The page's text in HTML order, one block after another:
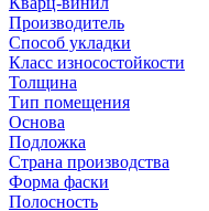
Производитель
Способ укладки
Класс износостойкости
Толщина
Тип помещения
Основа
Подложка
Страна производства
Форма фаски
Полосность